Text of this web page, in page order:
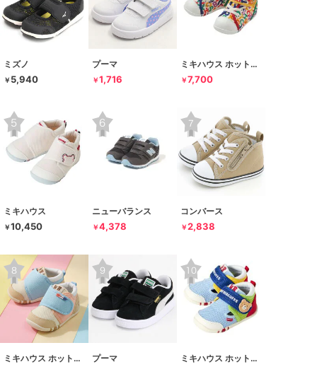
ミズノ
￥ 5,940
プーマ
￥1,716
ミキハウス ホットビスケッツ
￥7,700
ミキハウス
￥10,450
ニューバランス
￥4,378
コンバース
￥2,838
ミキハウス ホットビスケッツ プーマ ミキハウス ホットビスケッツ